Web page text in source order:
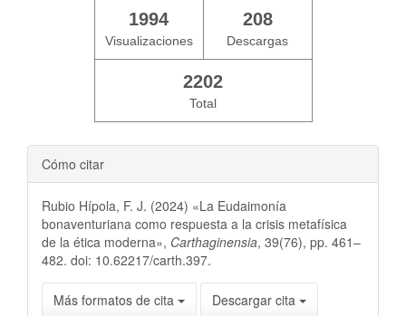
1994
Visualizaciones
208
Descargas
2202
Total
Cómo citar
Rubio Hípola, F. J. (2024) «La Eudaimonía
bonaventuriana como respuesta a la crisis metafísica
de la ética moderna», Carthaginensia, 39(76), pp. 461–
482. doi: 10.62217/carth.397.
Más formatos de cita Descargar cita